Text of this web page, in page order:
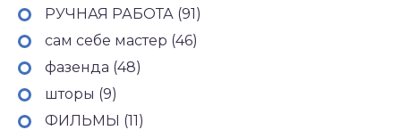
РУЧНАЯ РАБОТА (91)
сам себе мастер (46)
фазенда (48)
шторы (9)
ФИЛЬМЫ (11)